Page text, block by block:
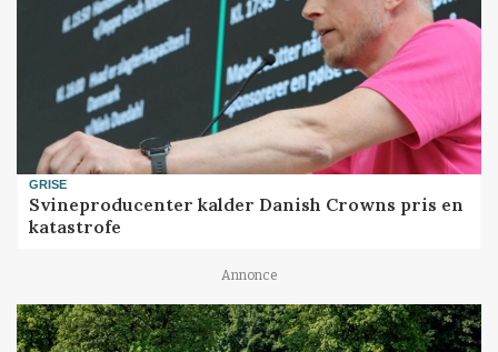
GRISE
Svineproducenter kalder Danish Crowns pris en
katastrofe
Annonce